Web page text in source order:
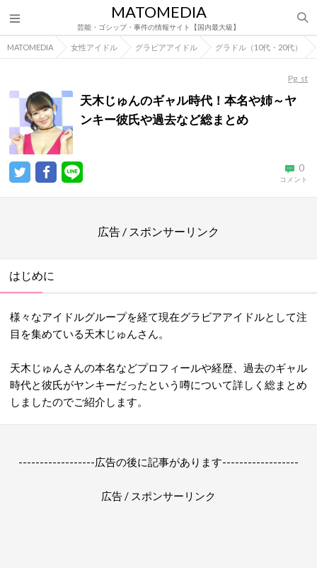
MATOMEDIA
芸能・ゴシップ・事件の情報サイト【国内最大級】
MATOMEDIA 女性アイドル グラビアアイドル グラドル（10代・20代）
Pg_st
天木じゅんのギャル時代！本名や姉～ヤ
ンキー彼氏や過去など総まとめ
0
コメント
広告 / スポンサーリンク
はじめに
様々なアイドルグループを経て現在グラビアアイドルとして注
目を集めている天木じゅんさん。
天木じゅんさんの本名などプロフィールや経歴、過去のギャル
時代と彼氏がヤンキーだったという噂について詳しく総まとめ
しましたのでご紹介します。
------------------広告の後に記事があります------------------
広告 / スポンサーリンク